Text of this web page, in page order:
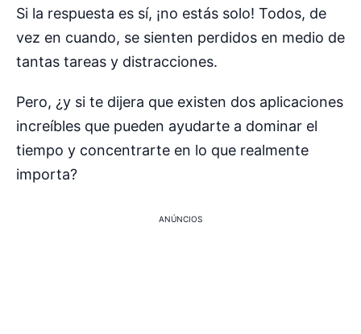
Si la respuesta es sí, ¡no estás solo! Todos, de
vez en cuando, se sienten perdidos en medio de
tantas tareas y distracciones.
Pero, ¿y si te dijera que existen dos aplicaciones
increíbles que pueden ayudarte a dominar el
tiempo y concentrarte en lo que realmente
importa?
ANÚNCIOS